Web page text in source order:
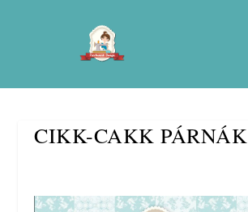
CIKK-CAKK PÁRNÁK